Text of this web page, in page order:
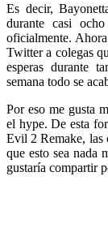
Es decir,
durante casi
oficialmente.
Twitter a colegas
esperas durante
semana todo se
Por eso me gusta
el hype. De esta
Evil 2 Remake, las
que esto sea nada
gustaría compartir